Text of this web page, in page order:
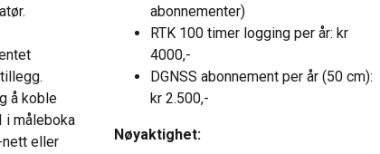
å koble
i måleboka
nett eller
abonnementer)
RTK 100 timer logging per år: kr
4000,-
DGNSS abonnement per år (50 cm):
kr 2.500,-
Nøyaktighet: